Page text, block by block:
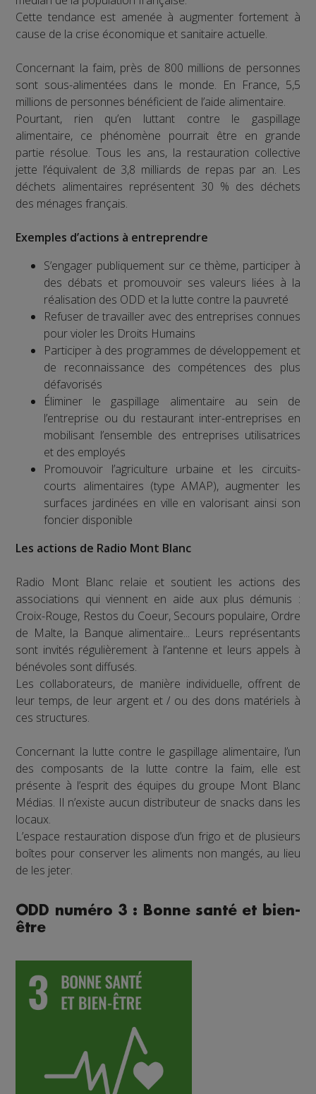
Cette tendance est amenée à augmenter fortement à
cause de la crise économique et sanitaire actuelle.
Concernant la faim, près de 800 millions de personnes
sont sous-alimentées dans le monde. En France, 5,5
millions de personnes bénéficient de l’aide alimentaire.
Pourtant, rien qu’en luttant contre le gaspillage
alimentaire, ce phénomène pourrait être en grande
partie résolue. Tous les ans, la restauration collective
jette l’équivalent de 3,8 milliards de repas par an. Les
déchets alimentaires représentent 30 % des déchets
des ménages français.
Exemples d’actions à entreprendre
S’engager publiquement sur ce thème, participer à
des débats et promouvoir ses valeurs liées à la
réalisation des ODD et la lutte contre la pauvreté
Refuser de travailler avec des entreprises connues
pour violer les Droits Humains
Participer à des programmes de développement et
de reconnaissance des compétences des plus
défavorisés
Éliminer le gaspillage alimentaire au sein de
l’entreprise ou du restaurant inter-entreprises en
mobilisant l’ensemble des entreprises utilisatrices
et des employés
Promouvoir l’agriculture urbaine et les circuits-
courts alimentaires (type AMAP), augmenter les
surfaces jardinées en ville en valorisant ainsi son
foncier disponible
Les actions de Radio Mont Blanc
Radio Mont Blanc relaie et soutient les actions des
associations qui viennent en aide aux plus démunis :
Croix-Rouge, Restos du Coeur, Secours populaire, Ordre
de Malte, la Banque alimentaire... Leurs représentants
sont invités régulièrement à l’antenne et leurs appels à
bénévoles sont diffusés.
Les collaborateurs, de manière individuelle, offrent de
leur temps, de leur argent et / ou des dons matériels à
ces structures.
Concernant la lutte contre le gaspillage alimentaire, l’un
des composants de la lutte contre la faim, elle est
présente à l’esprit des équipes du groupe Mont Blanc
Médias. Il n’existe aucun distributeur de snacks dans les
locaux.
L’espace restauration dispose d’un frigo et de plusieurs
boîtes pour conserver les aliments non mangés, au lieu
de les jeter.
ODD numéro 3 : Bonne santé et bien-
être